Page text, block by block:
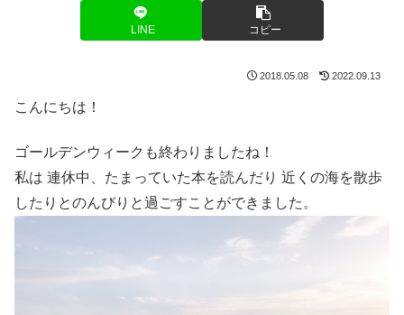
LINE コピー
2018.05.08 2022.09.13
こんにちは！
ゴールデンウィークも終わりましたね！
私は 連休中、たまっていた本を読んだり 近くの海を散歩
したりとのんびりと過ごすことができました。